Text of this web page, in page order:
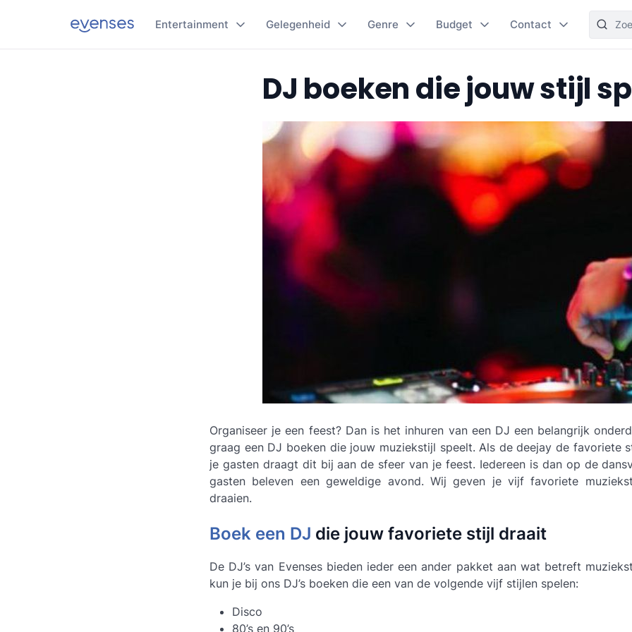
Entertainment Gelegenheid Genre Budget Contact
DJ boeken die jouw stijl
Organiseer je een feest? Dan is het inhuren van een DJ een belangrijk
graag een DJ boeken die jouw muziekstijl speelt. Als de deejay de favoriete
je gasten draagt dit bij aan de sfeer van je feest. Iedereen is dan op de
gasten beleven een geweldige avond. Wij geven je vijf favoriete
draaien.
Boek een DJ die jouw favoriete stijl draait
De DJ’s van Evenses bieden ieder een ander pakket aan wat betreft
kun je bij ons DJ’s boeken die een van de volgende vijf stijlen spelen:
Disco
80’s en 90’s